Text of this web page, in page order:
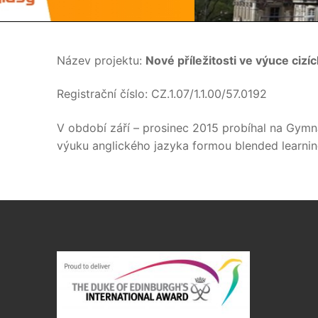
Název projektu: Nové příležitosti ve výuce
Registrační číslo: CZ.1.07/1.1.00/57.0192
V období září – prosinec 2015 probíhal na
výuku anglického jazyka formou blended